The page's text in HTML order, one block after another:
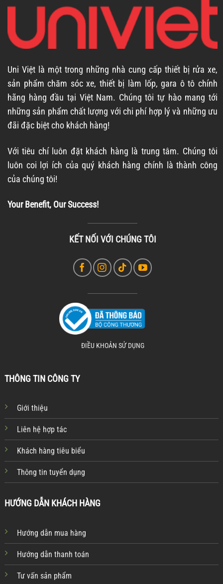
Uni Việt là một trong những nhà cung cấp thiết bị rửa xe,
sản phẩm chăm sóc xe, thiết bị làm lốp, gara ô tô chính
hãng hàng đầu tại Việt Nam. Chúng tôi tự hào mang tới
những sản phẩm chất lượng với chi phí hợp lý và những ưu
đãi đặc biệt cho khách hàng!
Với tiêu chí luôn đặt khách hàng là trung tâm. Chúng tôi
luôn coi lợi ích của quý khách hàng chính là thành công
của chúng tôi!
Your Benefit, Our Success!
KẾT NỐI VỚI CHÚNG TÔI
ĐIỀU KHOẢN SỬ DỤNG
THÔNG TIN CÔNG TY
Giới thiệu
Liên hệ hợp tác
Khách hàng tiêu biểu
Thông tin tuyển dụng
HƯỚNG DẪN KHÁCH HÀNG
Hướng dẫn mua hàng
Hướng dẫn thanh toán
Tư vấn sản phẩm